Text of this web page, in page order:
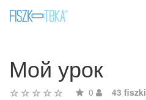
Мой урок
0 43 fiszki